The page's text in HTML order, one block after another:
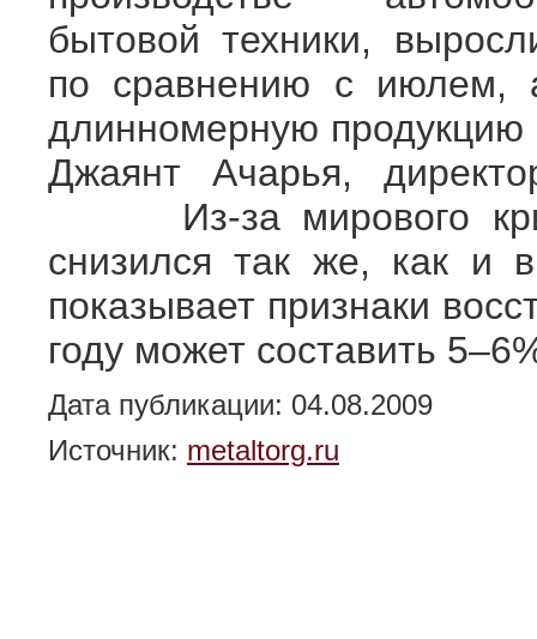
бытовой техники,
по сравнению с июлем,
длинномерную
Джаянт Ачарья,
Из-за мирового
снизился так же, как и
показывает признаки
году может составить
Дата публикации: 04.08.2009
Источник: metaltorg.ru